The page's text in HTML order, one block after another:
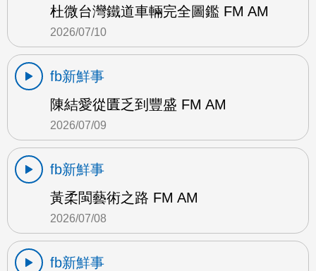
杜微台灣鐵道車輛完全圖鑑 FM AM
2026/07/10
fb新鮮事
陳結愛從匱乏到豐盛 FM AM
2026/07/09
fb新鮮事
黃柔閩藝術之路 FM AM
2026/07/08
fb新鮮事